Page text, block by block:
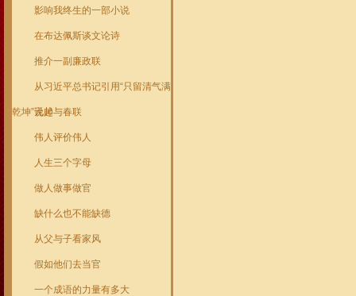
影响我终生的一部小说
在布达佩斯谈文论诗
推介一副廉政联
从习近平总书记引用“只留清气满
乾坤”说起元帅与春联
伟人评价伟人
人生三个字母
做人做事做官
缺什么也不能缺德
从父与子看家风
假如他们去当官
一个成语的力量有多大